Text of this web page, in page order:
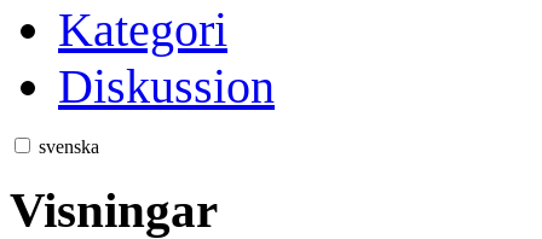
Kategori
Diskussion
svenska
Visningar